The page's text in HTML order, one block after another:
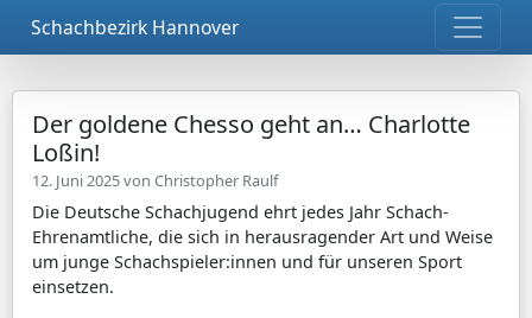
Schachbezirk Hannover
Der goldene Chesso geht an… Charlotte
Loßin!
12. Juni 2025 von Christopher Raulf
Die Deutsche Schachjugend ehrt jedes Jahr Schach-
Ehrenamtliche, die sich in herausragender Art und Weise
um junge Schachspieler:innen und für unseren Sport
einsetzen.